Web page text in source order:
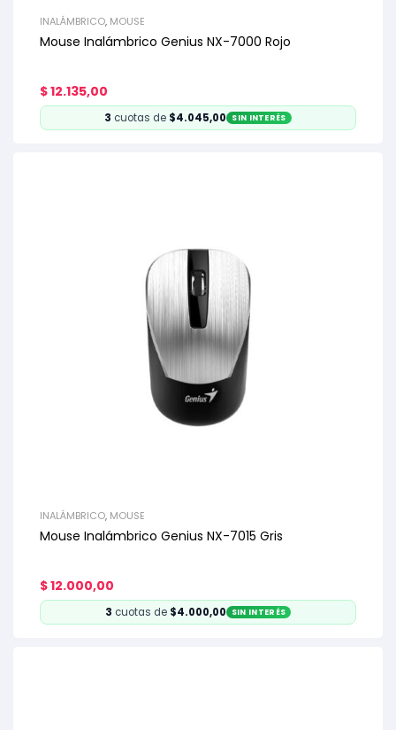
INALÁMBRICO, MOUSE
Mouse Inalámbrico Genius NX-7000 Rojo
$12.135,00
3 cuotas de $4.045,00 SIN INTERÉS
INALÁMBRICO, MOUSE
Mouse Inalámbrico Genius NX-7015 Gris
$12.000,00
3 cuotas de $4.000,00 SIN INTERÉS